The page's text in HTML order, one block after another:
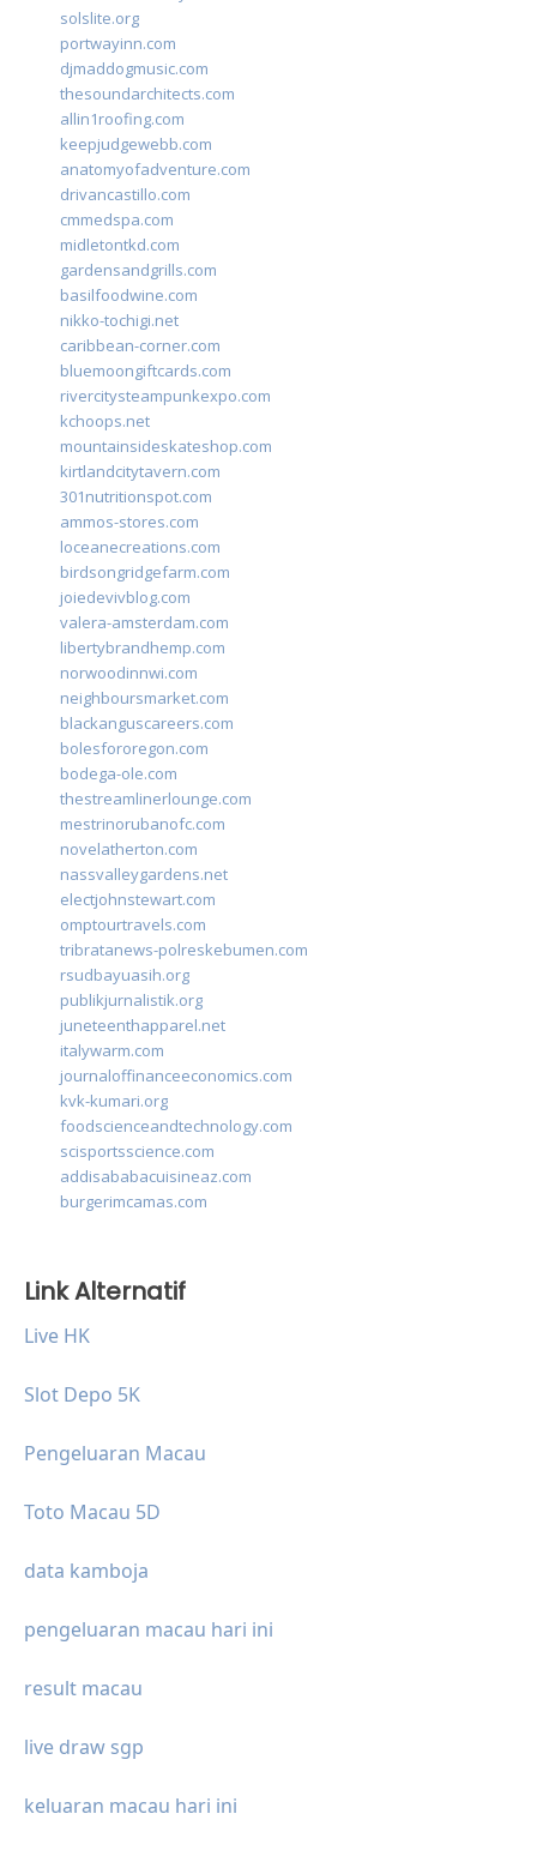
solslite.org
portwayinn.com
djmaddogmusic.com
thesoundarchitects.com
allin1roofing.com
keepjudgewebb.com
anatomyofadventure.com
drivancastillo.com
cmmedspa.com
midletontkd.com
gardensandgrills.com
basilfoodwine.com
nikko-tochigi.net
caribbean-corner.com
bluemoongiftcards.com
rivercitysteampunkexpo.com
kchoops.net
mountainsideskateshop.com
kirtlandcitytavern.com
301nutritionspot.com
ammos-stores.com
loceanecreations.com
birdsongridgefarm.com
joiedevivblog.com
valera-amsterdam.com
libertybrandhemp.com
norwoodinnwi.com
neighboursmarket.com
blackanguscareers.com
bolesfororegon.com
bodega-ole.com
thestreamlinerlounge.com
mestrinorubanofc.com
novelatherton.com
nassvalleygardens.net
electjohnstewart.com
omptourtravels.com
tribratanews-polreskebumen.com
rsudbayuasih.org
publikjurnalistik.org
juneteenthapparel.net
italywarm.com
journaloffinanceeconomics.com
kvk-kumari.org
foodscienceandtechnology.com
scisportsscience.com
addisababacuisineaz.com
burgerimcamas.com
Link Alternatif
Live HK
Slot Depo 5K
Pengeluaran Macau
Toto Macau 5D
data kamboja
pengeluaran macau hari ini
result macau
live draw sgp
keluaran macau hari ini